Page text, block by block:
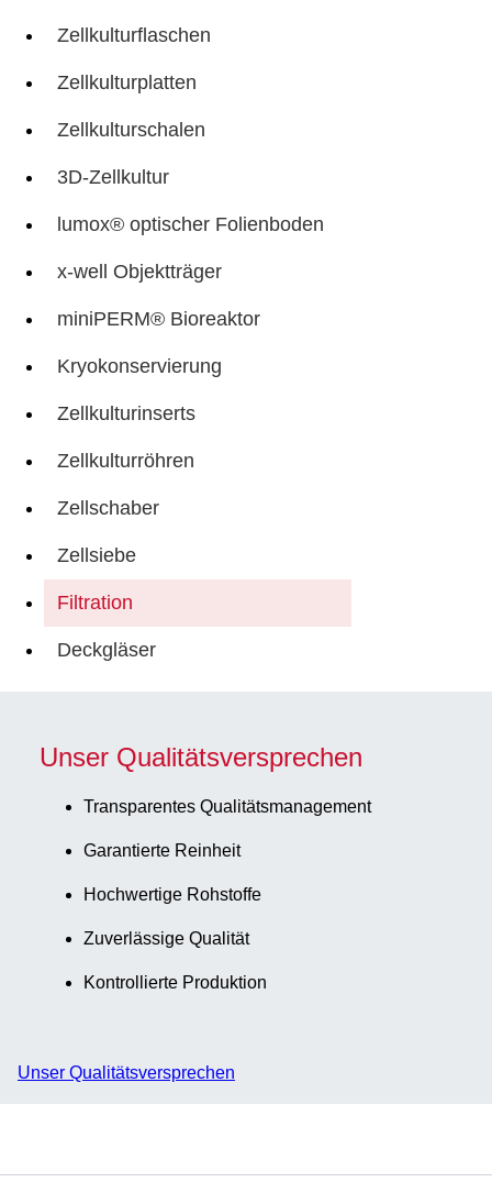
Zellkulturflaschen
Zellkulturplatten
Zellkulturschalen
3D-Zellkultur
lumox® optischer Folienboden
x-well Objektträger
miniPERM® Bioreaktor
Kryokonservierung
Zellkulturinserts
Zellkulturröhren
Zellschaber
Zellsiebe
Filtration
Deckgläser
Unser Qualitätsversprechen
Transparentes Qualitätsmanagement
Garantierte Reinheit
Hochwertige Rohstoffe
Zuverlässige Qualität
Kontrollierte Produktion
Unser Qualitätsversprechen